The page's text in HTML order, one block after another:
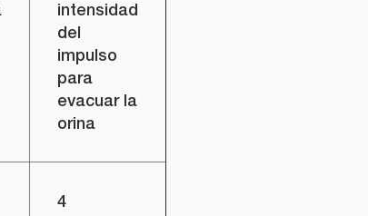
intensidad
del
impulso
para
evacuar la
orina
4